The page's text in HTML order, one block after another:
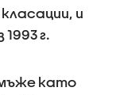
и
г.
мъже като